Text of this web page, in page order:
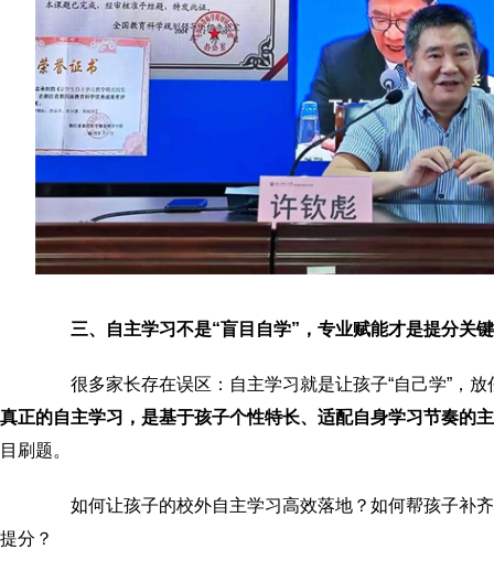
三、自主学习不是“盲目自学”，专业赋能才是提分关键
很多家长存在误区：自主学习就是让孩子“自己学”，放
真正的自主学习，是基于孩子个性特长、适配自身学习节奏的
目刷题。
如何让孩子的校外自主学习高效落地？如何帮孩子补齐
提分？